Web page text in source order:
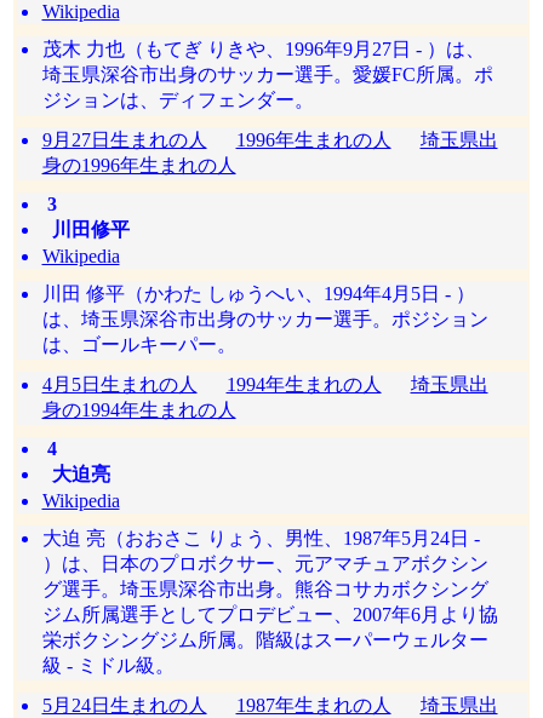
Wikipedia
茂木 力也（もてぎ りきや、1996年9月27日 - ）は、
埼玉県深谷市出身のサッカー選手。愛媛FC所属。ポ
ジションは、ディフェンダー。
9月27日生まれの人
1996年生まれの人
埼玉県出
身の1996年生まれの人
3
川田修平
Wikipedia
川田 修平（かわた しゅうへい、1994年4月5日 - ）
は、埼玉県深谷市出身のサッカー選手。ポジション
は、ゴールキーパー。
4月5日生まれの人
1994年生まれの人
埼玉県出
身の1994年生まれの人
4
大迫亮
Wikipedia
大迫 亮（おおさこ りょう、男性、1987年5月24日 -
）は、日本のプロボクサー、元アマチュアボクシン
グ選手。埼玉県深谷市出身。熊谷コサカボクシング
ジム所属選手としてプロデビュー、2007年6月より協
栄ボクシングジム所属。階級はスーパーウェルター
級 - ミドル級。
5月24日生まれの人
1987年生まれの人
埼玉県出